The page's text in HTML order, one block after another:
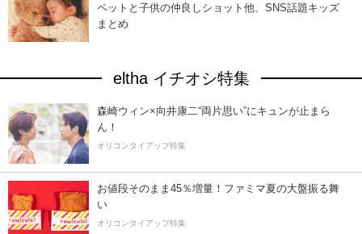
ペットと子供の仲良しショット他、SNS話題キッズ
まとめ
eltha イチオシ特集
森崎ウィン×向井康二“両片思い”にキュンが止まら
ん！
オリコンタイアップ特集
お値段そのまま45％増量！ファミマ夏の大盤振る舞
い
オリコンタイアップ特集